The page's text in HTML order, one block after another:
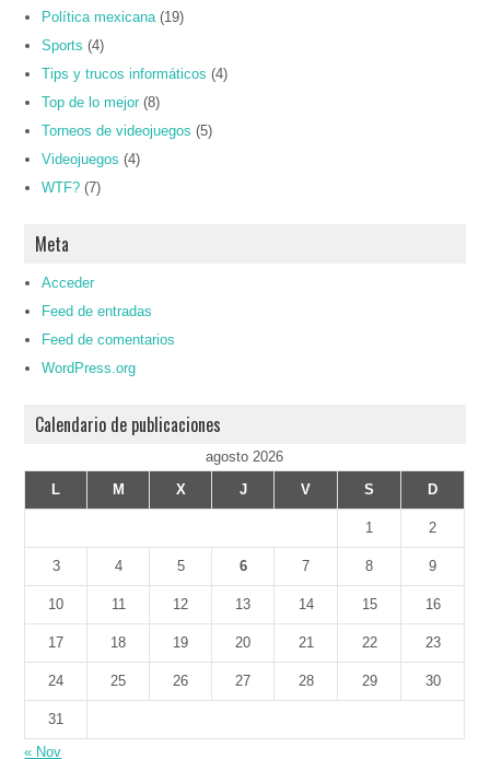
Política mexicana (19)
Sports (4)
Tips y trucos informáticos (4)
Top de lo mejor (8)
Torneos de videojuegos (5)
Videojuegos (4)
WTF? (7)
Meta
Acceder
Feed de entradas
Feed de comentarios
WordPress.org
Calendario de publicaciones
agosto 2026
L
M X J V S D
1 2
3 4 5 6 7 8 9
10 11 12 13 14 15 16
17 18 19 20 21 22 23
24 25 26 27 28 29 30
31
« Nov